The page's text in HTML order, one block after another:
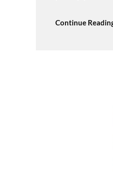
Continue